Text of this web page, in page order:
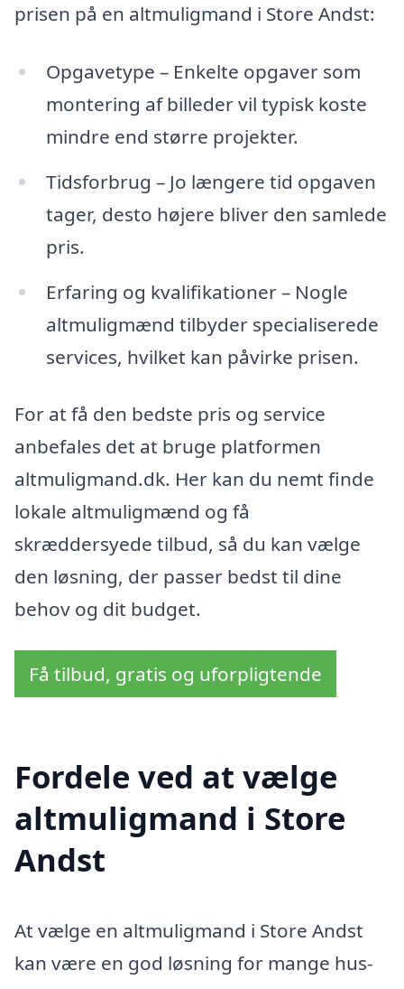
prisen på en altmuligmand i Store Andst:
Opgavetype – Enkelte opgaver som
montering af billeder vil typisk koste
mindre end større projekter.
Tidsforbrug – Jo længere tid opgaven
tager, desto højere bliver den samlede
pris.
Erfaring og kvalifikationer – Nogle
altmuligmænd tilbyder specialiserede
services, hvilket kan påvirke prisen.
For at få den bedste pris og service
anbefales det at bruge platformen
altmuligmand.dk. Her kan du nemt finde
lokale altmuligmænd og få
skræddersyede tilbud, så du kan vælge
den løsning, der passer bedst til dine
behov og dit budget.
Få tilbud, gratis og uforpligtende
Fordele ved at vælge
altmuligmand i Store
Andst
At vælge en altmuligmand i Store Andst
kan være en god løsning for mange hus-